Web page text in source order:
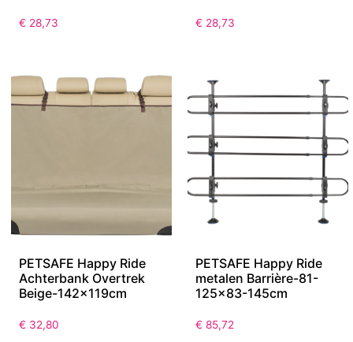
€ 28,73 € 28,73
PETSAFE Happy Ride
Achterbank Overtrek
Beige-142x119cm
€ 32,80
PETSAFE Happy Ride
metalen Barrière-81-
125×83-145cm
€ 85,72